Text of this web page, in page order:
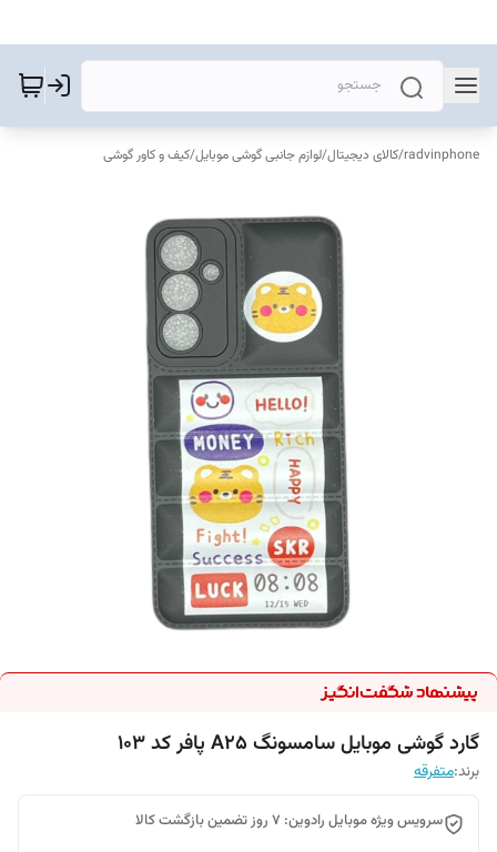
radvinphone
/کالای دیجیتال/لوازم جانبی گوشی موبایل/کیف و کاور گوشی
گارد گوشی موبایل سامسونگ A25 پافر کد 103
برند:متفرقه
سرویس ویژه موبایل رادوین: 7 روز تضمین بازگشت کالا